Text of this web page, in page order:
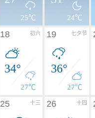
25℃ 24℃
初六
18
34°
27℃
七夕节
19
36°
27℃
十三
25 十四
26